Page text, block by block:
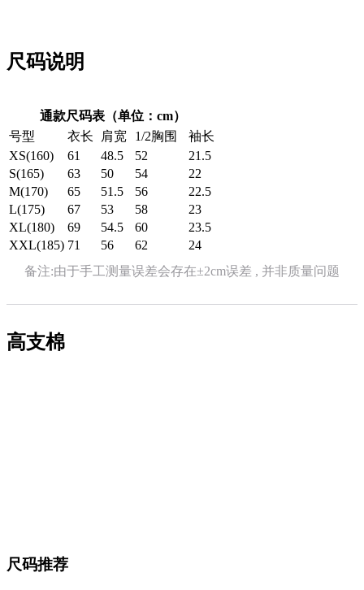
尺码说明
通款尺码表（单位：cm）
号型
衣长 肩宽 1/2胸围
袖长
XS(160)
61 48.5 52
21.5
S(165)
63 50 54
22
M(170)
65 51.5 56
22.5
L(175)
67 53 58
23
XL(180)
69 54.5 60
23.5
XXL(185) 71 56 62
24
备注:由于手工测量误差会存在±2cm误差 , 并非质量问题
高支棉
尺码推荐